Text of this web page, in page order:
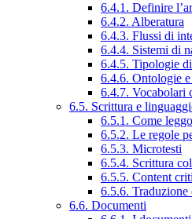
6.4.1. Definire
6.4.2. Alberatura
6.4.3. Flussi di
6.4.4. Sistemi di
6.4.5. Tipologie
6.4.6. Ontologie e
6.4.7. Vocabolari
6.5. Scrittura e
6.5.1. Come
6.5.2. Le regole
6.5.3. Microtesti
6.5.4. Scrittura
6.5.5. Content
6.5.6. Traduzione
6.6. Documenti